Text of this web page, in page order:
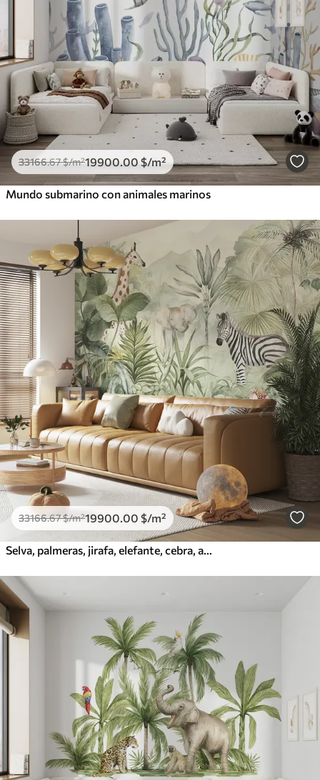
33166.67$/m²19900.00 $/m²
Mundo submarino con animales marinos
33166.67$/m²19900 .00 $/m²